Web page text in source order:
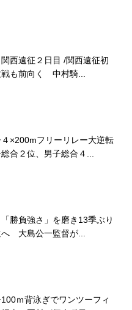
関西遠征２日目 /関西遠征初
戦も前向く 中村騎...
４×200mフリーリレー大逆転
合２位、男子総合４...
「勝負強さ」を磨き13季ぶり
へ 大島公一監督が...
100ｍ背泳ぎでワンツーフィ